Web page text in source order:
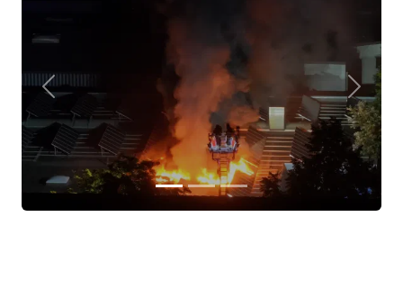
Previous Next